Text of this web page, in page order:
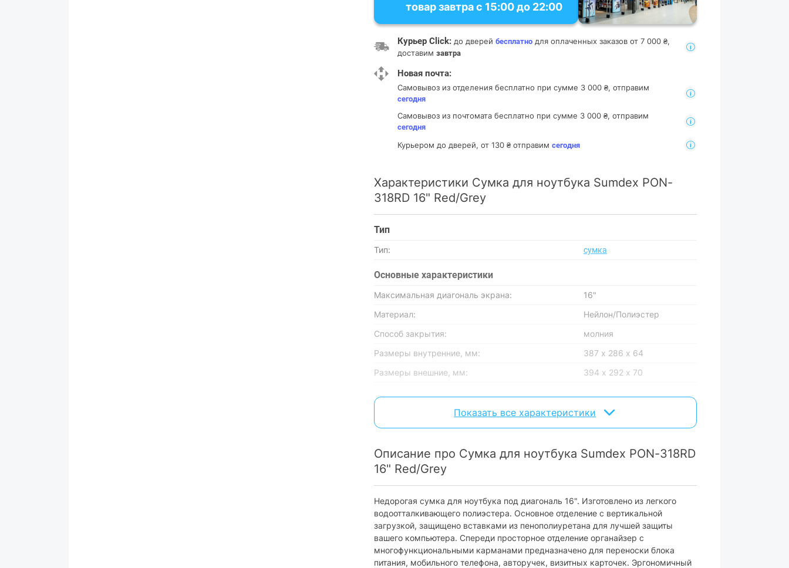
товар завтра с 15:00 до 22:00
Курьер Click: до дверей бесплатно для оплаченных заказов от 7 000 ₴,
доставим завтра
Новая почта:
Самовывоз из отделения бесплатно при сумме 3 000 ₴, отправим
сегодня
Самовывоз из почтомата бесплатно при сумме 3 000 ₴, отправим
сегодня
Курьером до дверей, от 130 ₴ отправим сегодня
Характеристики Сумка для ноутбука Sumdex PON-
318RD 16" Red/Grey
Тип
Тип: сумка
Основные характеристики
Максимальная диагональ экрана:
16"
Материал:
Нейлон/Полиэстер
Способ закрытия:
молния
Размеры внутренние, мм:
387 x 286 x 64
Размеры внешние, мм:
394 x 292 x 70
Физические характеристики
Красный/Серый
Особенности
Регулируемый съёмный плечевой ремень:
есть
Характеристики и комплектация товара могут изменяться производителем
без уведомления.
Показать все характеристики
Описание про Сумка для ноутбука Sumdex PON-318RD
16" Red/Grey
Недорогая сумка для ноутбука под диагональ 16". Изготовлено из легкого
водоотталкивающего полиэстера. Основное отделение с вертикальной
загрузкой, защищено вставками из пенополиуретана для лучшей защиты
вашего компьютера. Спереди просторное отделение органайзер с
многофункциональными карманами предназначено для переноски блока
питания, мобильного телефона, авторучек, визитных карточек. Эргономичный